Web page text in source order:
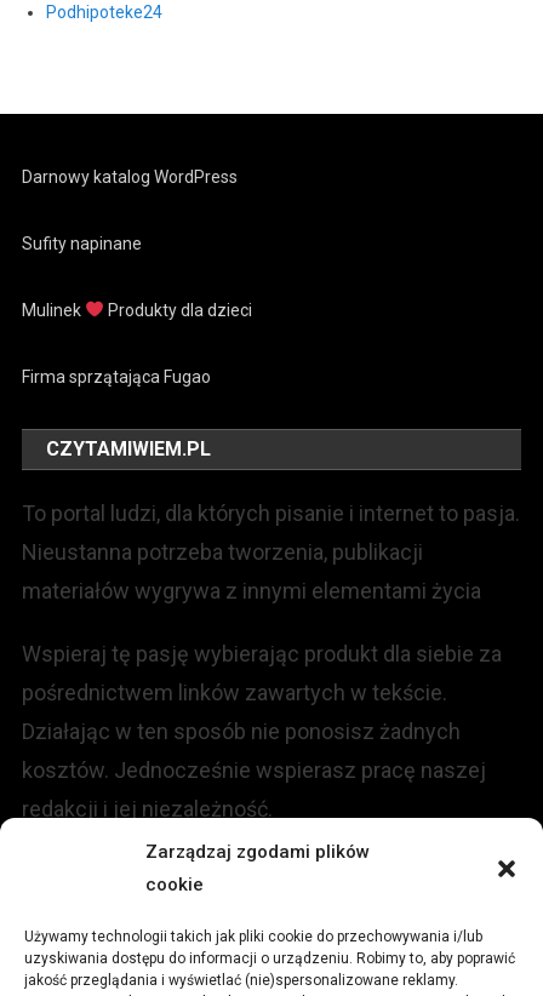
Zarządzaj zgodami plików
cookie
Używamy technologii takich jak pliki cookie do przechowywania i/lub
uzyskiwania dostępu do informacji o urządzeniu. Robimy to, aby poprawić
jakość przeglądania i wyświetlać (nie)spersonalizowane reklamy.
Podhipoteke24
Darnowy katalog WordPress
Sufity napinane
Mulinek Produkty dla dzieci
Firma sprzątająca Fugao
CZYTAMIWIEM.PL
To portal ludzi, dla których pisanie i internet to pasja.
Nieustanna potrzeba tworzenia, publikacji
materiałów wygrywa z innymi elementami życia
Wspieraj tę pasję wybierając produkt dla siebie za
pośrednictwem linków zawartych w tekście.
Działając w ten sposób nie ponosisz żadnych
kosztów. Jednocześnie wspierasz pracę naszej
redakcji i jej niezależność.
Redakcja portalu: